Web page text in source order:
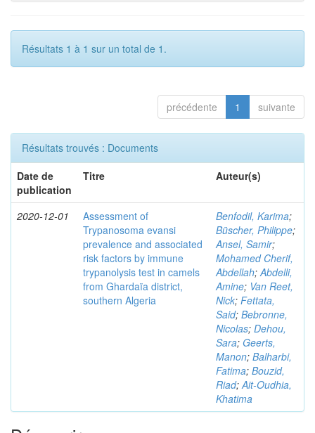
Résultats 1 à 1 sur un total de 1.
précédente 1 suivante
Résultats trouvés : Documents
Date de
publication
Titre Auteur(s)
2020-12-01
Assessment of
Trypanosoma evansi
prevalence and associated
risk factors by immune
trypanolysis test in camels
from Ghardaïa district,
southern Algeria
Benfodil, Karima;
Büscher, Philippe;
Ansel, Samir;
Mohamed Cherif,
Abdellah;Abdelli,
Amine; Van Reet,
Nick; Fettata,
Said; Bebronne,
Nicolas; Dehou,
Sara; Geerts,
Manon; Balharbi,
Fatima; Bouzid,
Riad;Ait-Oudhia,
Khatima